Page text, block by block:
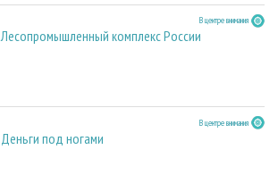
В центре внимания
Лесопромышленный комплекс России
В центре внимания
Деньги под ногами